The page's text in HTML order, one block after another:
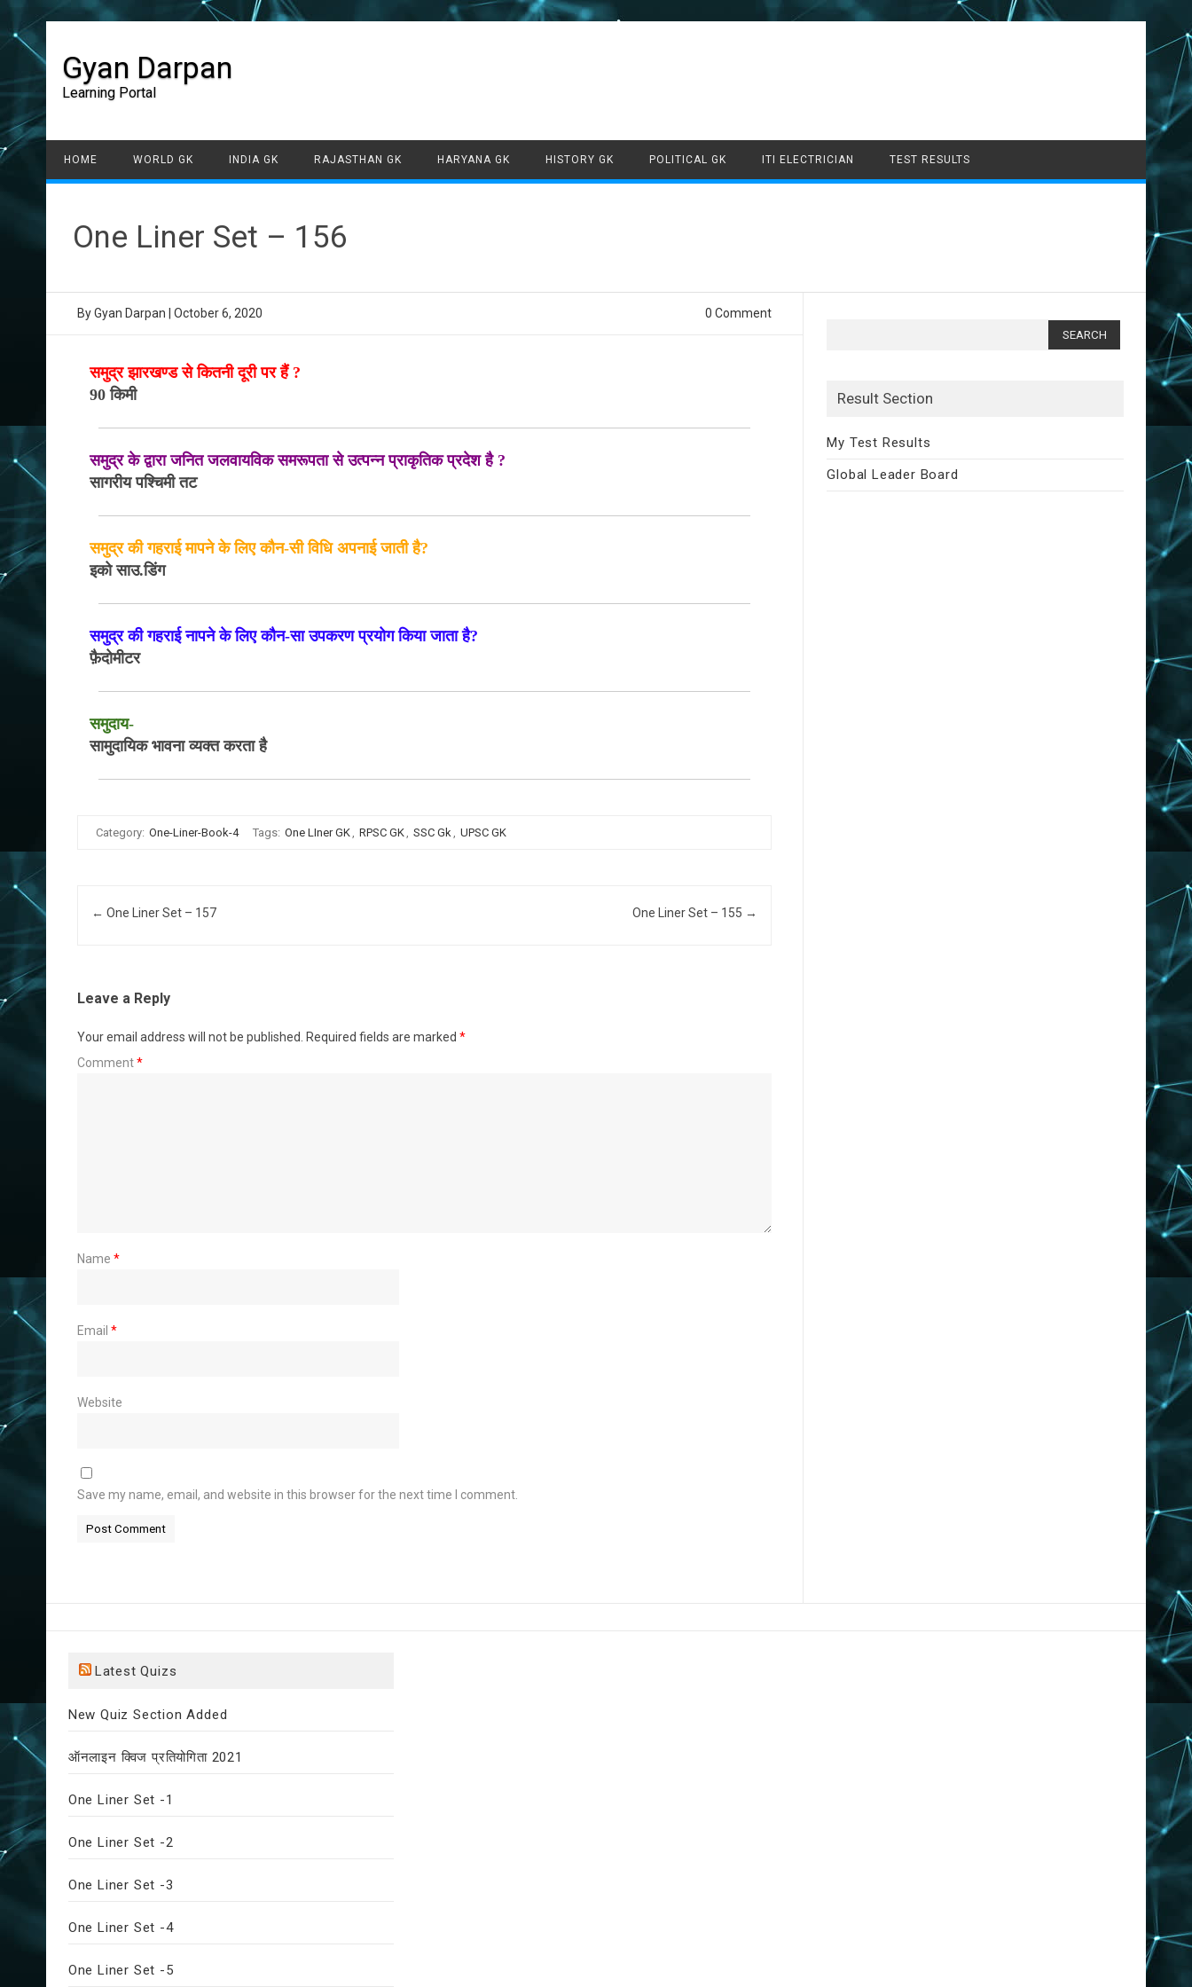
Gyan Darpan
Learning Portal
Skip to content
HOME WORLD GK INDIA GK RAJASTHAN GK HARYANA GK HISTORY GK POLITICAL GK ITI ELECTRICIAN TEST RESULTS
One Liner Set – 156
ByGyan Darpan October 6, 2020 0 Comment
समुद्र झारखण्ड से कितनी दूरी पर हैं ?
90 किमी
समुद्र के द्वारा जनित जलवायविक समरूपता से उत्पन्न प्राकृतिक प्रदेश है ?
सागरीय पश्चिमी तट
समुद्र की गहराई मापने के लिए कौन-सी विधि अपनाई जाती है?
इको साउ.डिंग
समुद्र की गहराई नापने के लिए कौन-सा उपकरण प्रयोग किया जाता है?
फ़ैदोमीटर
समुदाय-
सामुदायिक भावना व्यक्त करता है
Category: One-Liner-Book-4 Tags: One LIner GK, RPSC GK, SSC Gk, UPSC GK
Post navigation
← One Liner Set – 157 One Liner Set – 155 →
Leave a Reply
Your email address will not be published. Required fields are marked *
Comment*
Name *
Email *
Website
Save my name, email, and website in this browser for the next time I comment.
Result Section
My Test Results
Global Leader Board
Latest Quizs
New Quiz Section Added
ऑनलाइन क्विज प्रतियोगिता 2021
One Liner Set -1
One Liner Set -2
One Liner Set -3
One Liner Set -4
One Liner Set -5